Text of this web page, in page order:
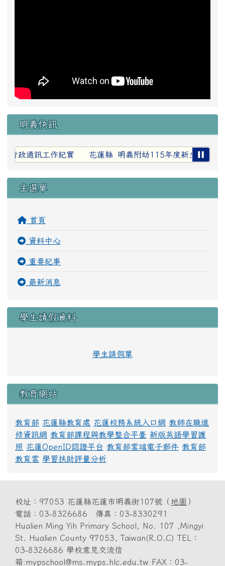
明義快訊
行政通訊工作紀實 花蓮縣 明義附幼115年度新生報名抽
主選單
首頁
資料中心
重要紀事
最新消息
學生請假資料
學生請假單
教育網站
教育部 花蓮縣教育處 花蓮校務系統入口網 教師在職進
修資訊網 教育部課程與教學整合平臺 新版英語學習護
照 花蓮OpenID認證平台 教育部雲端電子郵件 教育部
教育雲 學習扶助評量分析
校址：97053 花蓮縣花蓮市明義街107號（ 地圖 ）
電話：03-8326686 傳真：03-8330291
Hualien Ming Yih Primary School, No. 107 ,Mingyi
St. Hualien County 97053, Taiwan(R.O.C) TEL：
03-8326686 學校意見交流信
箱:mypschool@ms.myps.hlc.edu.tw FAX：03-